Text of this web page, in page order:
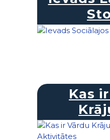
Kas